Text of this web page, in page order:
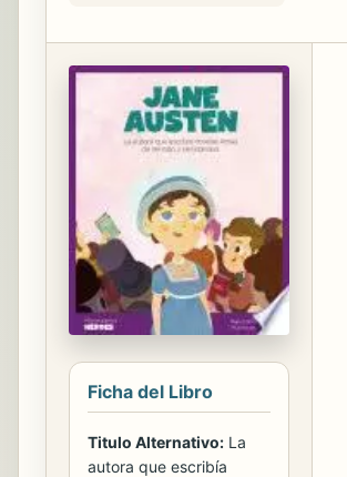
Ficha del Libro
Titulo Alternativo: La
autora que escribía